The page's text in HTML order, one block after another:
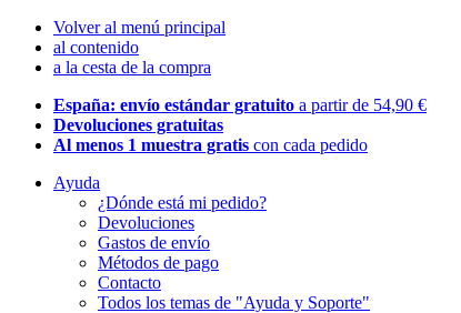
Volver al menú principal
al contenido
a la cesta de la compra
España: envío estándar gratuito a partir de 54,90 €
Devoluciones gratuitas
Al menos 1 muestra gratis con cada pedido
Ayuda
¿Dónde está mi pedido?
Devoluciones
Gastos de envío
Métodos de pago
Contacto
Todos los temas de "Ayuda y Soporte"